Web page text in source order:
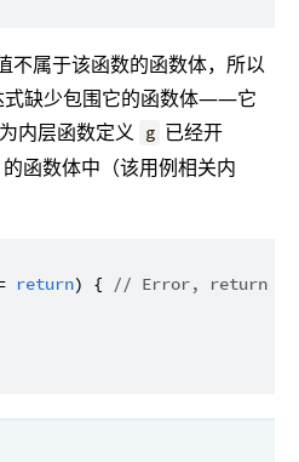
不属于该函数的函数体，所以
缺少包围它的函数体——它
为内层函数定义 g 已经开
的函数体中（该用例相关内
return) {
// Error, return